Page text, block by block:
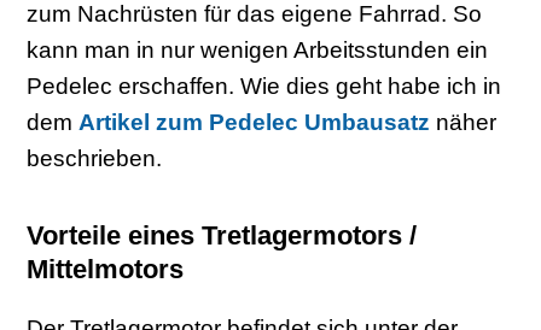
zum Nachrüsten für das eigene Fahrrad. So
kann man in nur wenigen Arbeitsstunden ein
Pedelec erschaffen. Wie dies geht habe ich in
dem Artikel zum Pedelec Umbausatz näher
beschrieben.
Vorteile eines Tretlagermotors /
Mittelmotors